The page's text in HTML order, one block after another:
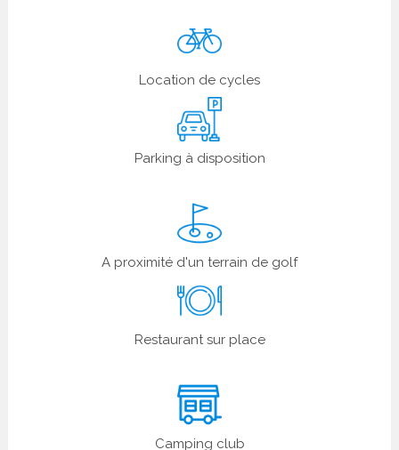
Location de cycles
Parking à disposition
A proximité d'un terrain de golf
Restaurant sur place
Camping club